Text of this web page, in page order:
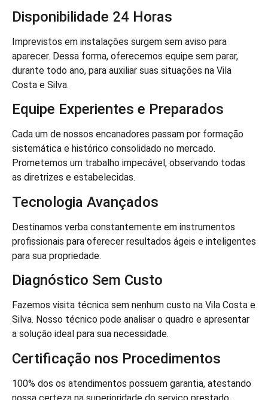
Disponibilidade 24 Horas
Imprevistos em instalações surgem sem aviso para
aparecer. Dessa forma, oferecemos equipe sem parar,
durante todo ano, para auxiliar suas situações na Vila
Costa e Silva.
Equipe Experientes e Preparados
Cada um de nossos encanadores passam por formação
sistemática e histórico consolidado no mercado.
Prometemos um trabalho impecável, observando todas
as diretrizes e estabelecidas.
Tecnologia Avançados
Destinamos verba constantemente em instrumentos
profissionais para oferecer resultados ágeis e inteligentes
para sua propriedade.
Diagnóstico Sem Custo
Fazemos visita técnica sem nenhum custo na Vila Costa e
Silva. Nosso técnico pode analisar o quadro e apresentar
a solução ideal para sua necessidade.
Certificação nos Procedimentos
100% dos os atendimentos possuem garantia, atestando
nossa certeza na superioridade do serviço prestado.